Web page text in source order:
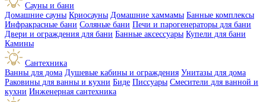
Сауны и бани
Домашние сауны Криосауны Домашние хаммамы Банные комплексы
Инфракрасные бани Соляные бани Печи и парогенераторы для бани
Двери и ограждения для бани Банные аксессуары Купели для бани
Камины
Сантехника
Ванны для дома Душевые кабины и ограждения Унитазы для дома
Раковины для ванны и кухни Биде Писсуары Смесители для ванной и
кухни Инженерная сантехника